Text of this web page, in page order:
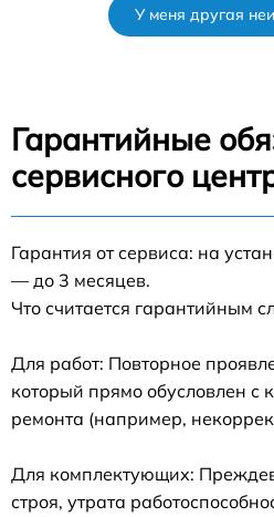
У меня другая
Гарантийные
сервисного
Гарантия от сервиса: на
— до 3 месяцев.
Что считается гарантийным
Для работ: Повторное
который прямо обусловлен с
ремонта (например,
Для комплектующих:
строя, утрата